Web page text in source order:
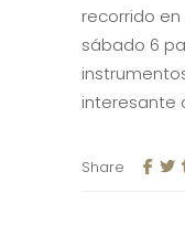
recorrido en
sábado 6
interesante
Share